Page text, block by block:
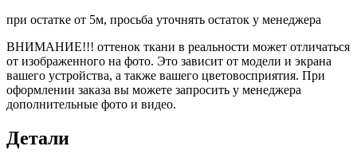
при остатке от 5м, просьба уточнять остаток у менеджера
ВНИМАНИЕ!!! оттенок ткани в реальности может отличаться
от изображенного на фото. Это зависит от модели и экрана
вашего устройства, а также вашего цветовосприятия. При
оформлении заказа вы можете запросить у менеджера
дополнительные фото и видео.
Детали